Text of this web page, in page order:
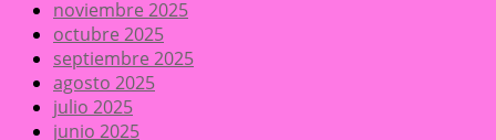
noviembre 2025
octubre 2025
septiembre 2025
agosto 2025
julio 2025
junio 2025